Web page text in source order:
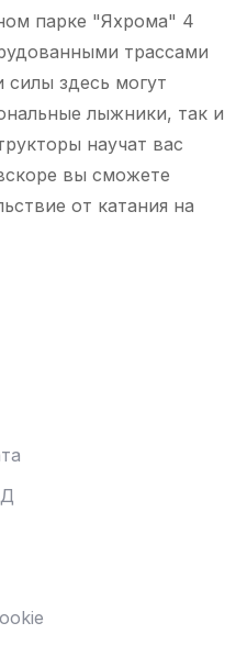
парке "Яхрома" 4
трассами
силы здесь могут
лыжники, так и
научат вас
вы сможете
от катания на